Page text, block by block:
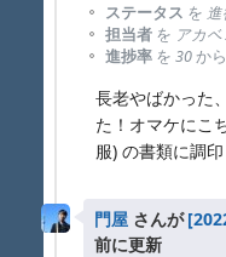
ステータス を
担当者 を アカベ
進捗率 を 30から
長老やばかった
た！オマケにこ
服) の書類に調
門屋 さんが
前に更新